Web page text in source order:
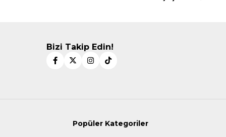
Bizi Takip Edin!
Popüler Kategoriler